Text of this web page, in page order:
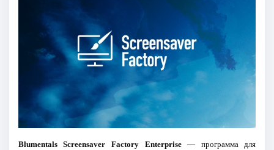
Blumentals Screensaver Factory Enterprise— программа для